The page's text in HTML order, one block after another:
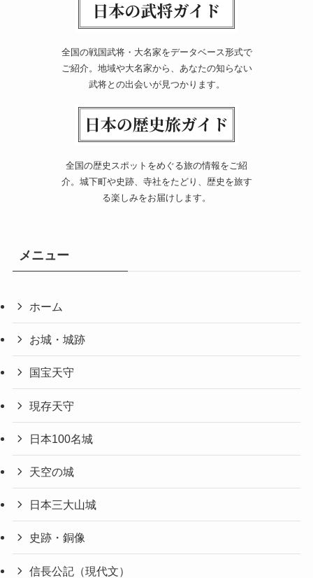
全国の戦国武将・大名家をデータベース形式で
ご紹介。地域や大名家から、あなたの知らない
武将との出会いが見つかります。
全国の歴史スポットをめぐる旅の情報をご紹
介。城下町や史跡、寺社をたどり、歴史を旅す
る楽しみをお届けします。
メニュー
ホーム
お城・城跡
国宝天守
現存天守
日本100名城
天空の城
日本三大山城
史跡・銅像
信長公記（現代文）